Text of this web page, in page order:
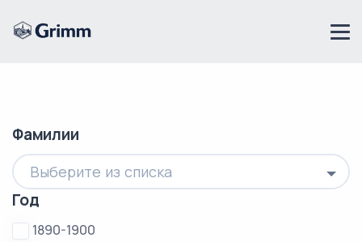
Фамилии
Выберите из списка
Год
1890-1900